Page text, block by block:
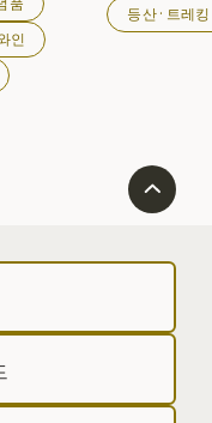
인
등산·트레킹